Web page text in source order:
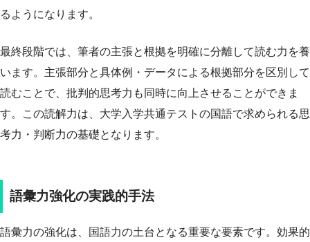
るようになります。
最終段階では、筆者の主張と根拠を明確に分離して読む力を養
います。主張部分と具体例・データによる根拠部分を区別して
読むことで、批判的思考力も同時に向上させることができま
す。この読解力は、大学入学共通テストの国語で求められる思
考力・判断力の基礎となります。
語彙力強化の実践的手法
語彙力の強化は、国語力の土台となる重要な要素です。効果的